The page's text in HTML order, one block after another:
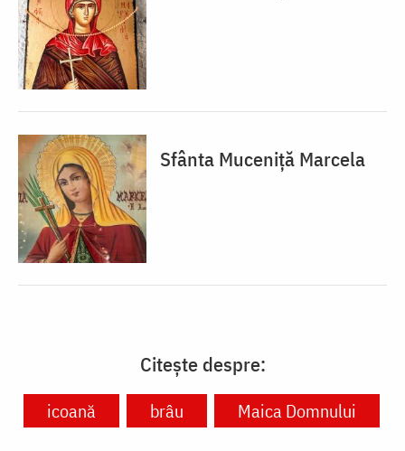
Sfânta Muceniță Marcela
Citește despre:
icoană brâu Maica Domnului